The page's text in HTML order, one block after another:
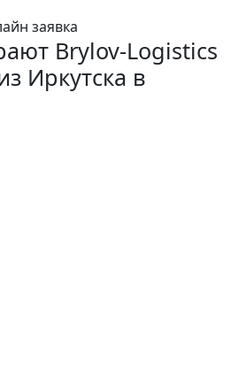
Brylov-Logistics
Иркутска в